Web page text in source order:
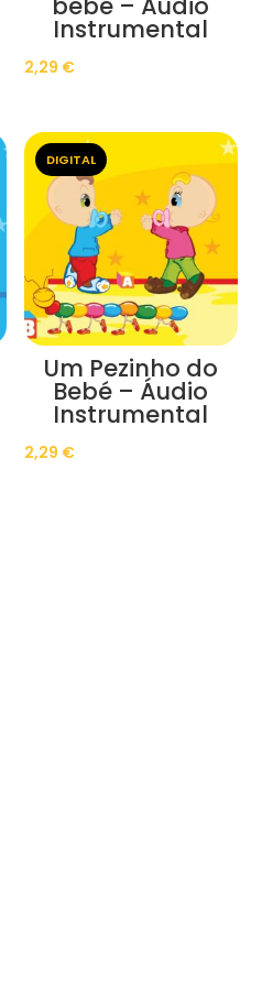
Instrumental
2,29 €
DIGITAL
Um Pezinho do
Bebé – Áudio
Instrumental
2,29 €